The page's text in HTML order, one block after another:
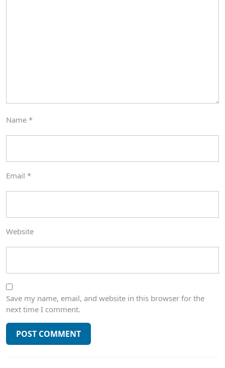
Name *
Email *
Website
Save my name, email, and website in this browser for the
next time I comment.